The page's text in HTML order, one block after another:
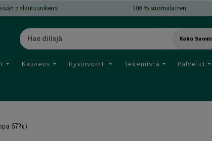
palautusoikeus 100 % suomalainen
Koko Suomi
Kauneus Hyvinvointi Tekemistä Palvelut
67%)